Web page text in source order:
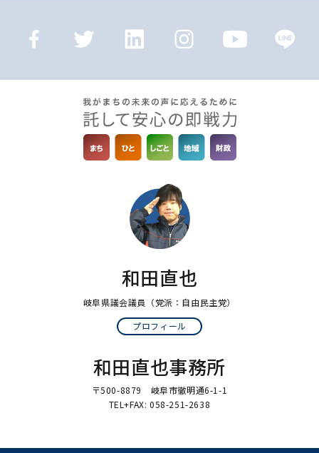
和田直也
岐阜県議会議員 （党派：自由民主党）
プロフィール
和田直也事務所
〒500-8879 岐阜市徹明通6-1-1
TEL+FAX: 058-251-2638